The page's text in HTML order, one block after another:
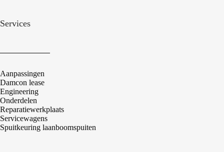
Services
Aanpassingen
Damcon lease
Engineering
Onderdelen
Reparatiewerkplaats
Servicewagens
Spuitkeuring laanboomspuiten